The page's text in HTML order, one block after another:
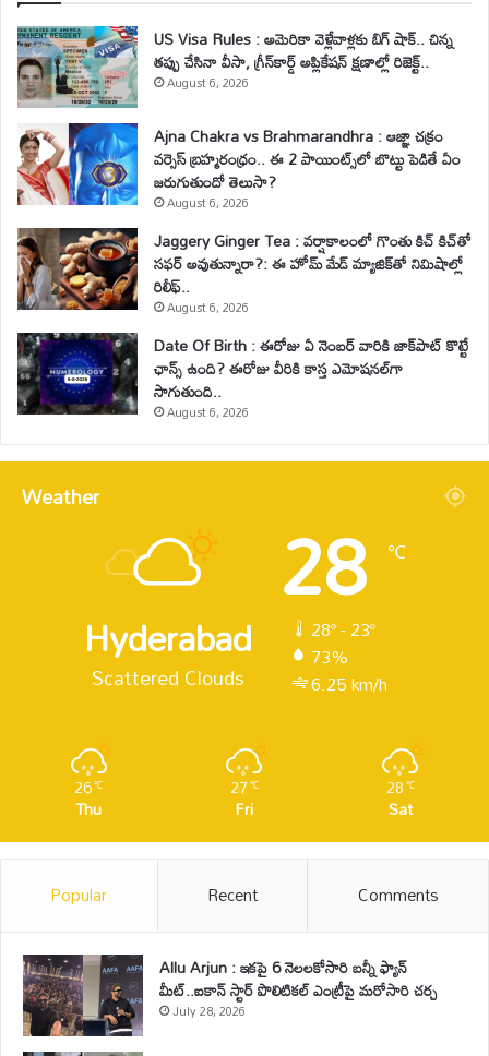
US Visa Rules : అమెరికా వెళ్లేవాళ్లకు బిగ్ షాక్.. చిన్న
తప్పు చేసినా వీసా, గ్రీన్‌కార్డ్ అప్లికేషన్ క్షణాల్లో రిజెక్ట్..
August 6, 2026
Ajna Chakra vs Brahmarandhra : ఆజ్ఞా చక్రం
వర్సెస్ బ్రహ్మరంధ్రం.. ఈ 2 పాయింట్స్‌లో బొట్టు పెడితే ఏం
జరుగుతుందో తెలుసా?
August 6, 2026
Jaggery Ginger Tea : వర్షాకాలంలో గొంతు కిచ్ కిచ్‌తో
సఫర్ అవుతున్నారా?: ఈ హోమ్ మేడ్ మ్యాజిక్‌తో నిమిషాల్లో
రిలీఫ్..
August 6, 2026
Date Of Birth : ఈరోజు ఏ నెంబర్ వారికి జాక్‌పాట్ కొట్టే
ఛాన్స్ ఉంది? ఈరోజు వీరికి కాస్త ఎమోషనల్‌గా
సాగుతుంది..
August 6, 2026
Weather
Hyderabad
Scattered Clouds
28 ℃
28º - 23º
73%
6.25 km/h
26℃
Thu
27℃
Fri
28℃
Sat
Popular Recent Comments
Allu Arjun : ఇకపై 6 నెలలకోసారి బన్నీ ఫ్యాన్
మీట్..ఐకాన్ స్టార్ పొలిటికల్ ఎంట్రీపై మరోసారి చర్చ
July 28, 2026